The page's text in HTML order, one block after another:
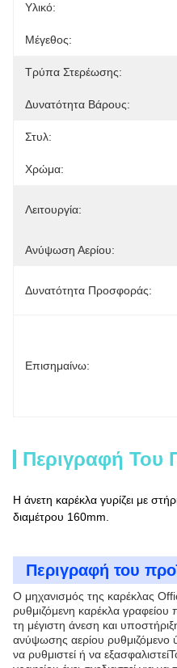
Υλικό:
Μέγεθος:
Τρύπα Στερέωσης:
Δυνατότητα Βάρους:
Στυλ:
Χρώμα:
Λειτουργία:
Ανύψωση Αερίου:
Δυνατότητα Προσφοράς:
Επισημαίνω:
Περιγραφή Του
Η άνετη καρέκλα γυρίζει με
διαμέτρου 160mm.
Περιγραφή του
Ο μηχανισμός της καρέκλας
ρυθμιζόμενη καρέκλα γραφείου
τη μέγιστη άνεση και
ανύψωσης αερίου ρυθμιζόμενο
να ρυθμιστεί ή να